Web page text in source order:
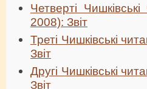
Четверті
2008): Звіт
Треті Чишківські
Звіт
Другі Чишківські
Звіт